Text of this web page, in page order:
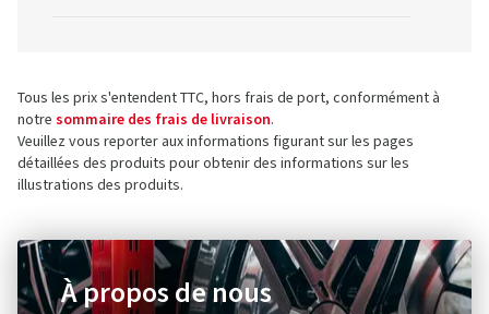
Tous les prix s'entendent TTC, hors frais de port, conformément à
notre sommaire des frais de livraison.
Veuillez vous reporter aux informations figurant sur les pages
détaillées des produits pour obtenir des informations sur les
illustrations des produits.
À propos de nous